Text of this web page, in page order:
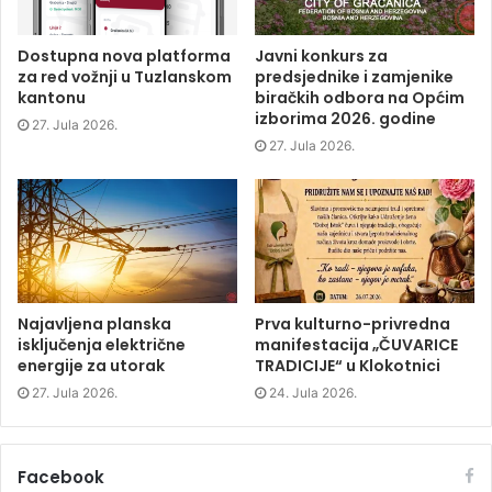
k
(
O
p
e
n
s
i
n
n
i
n
d
o
w
)
(
O
e
n
s
i
n
e
n
d
o
w
)
n
O
p
e
n
i
d
o
w
)
w
i
n
d
Dostupna nova platforma
za red vožnji u Tuzlanskom
kantonu
27. Jula 2026.
Javni konkurs za
predsjednike i zamjenike
biračkih odbora na Općim
izborima 2026. godine
27. Jula 2026.
Najavljena planska
isključenja električne
energije za utorak
27. Jula 2026.
Prva kulturno-privredna
manifestacija „ČUVARICE
TRADICIJE“ u Klokotnici
24. Jula 2026.
Facebook